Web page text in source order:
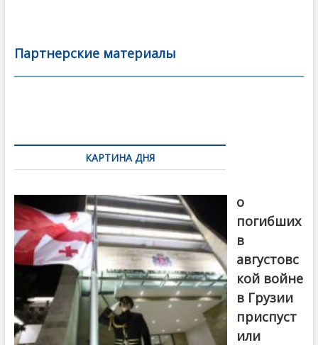
b
o
er l
а
в
Партнерские материалы
по
записямКАРТИНА ДНЯ
о
погибших
в
августовс
кой войне
в Грузии
приспуст
или